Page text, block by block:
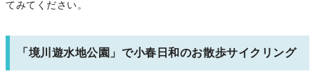
てみてください。
「境川遊水地公園」で小春日和のお散歩サイクリング